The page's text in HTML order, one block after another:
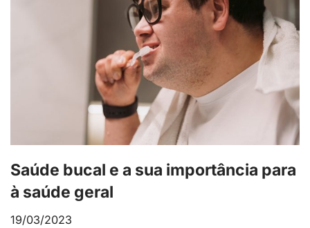
Saúde bucal e a sua importância para
à saúde geral
19/03/2023